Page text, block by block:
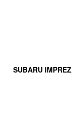
SUBARU